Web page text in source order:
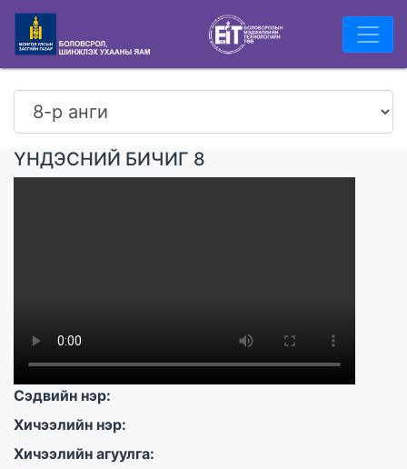
ҮНДЭСНИЙ БИЧИГ 8
Сэдвийн нэр:
Хичээлийн нэр:
Хичээлийн агуулга: